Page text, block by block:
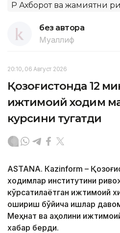
ҚР Ахборот ва жамиятни
без автора
Муаллиф
20:10, 06 Август 2026
Қозоғистонда 12
ижтимоий ходим
курсини тугатди
ASTANА. Кazinform –
ходимлар институтини
кўрсатилаётган ижтимоий
ошириш бўйича ишлар давом
Меҳнат ва аҳолини
хабар берди.